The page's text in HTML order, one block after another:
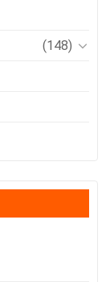
(148)